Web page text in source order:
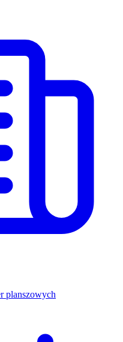
planszowych